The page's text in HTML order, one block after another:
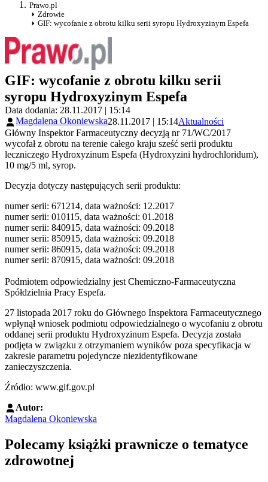
Prawo.pl
Zdrowie
GIF: wycofanie z obrotu kilku serii syropu Hydroxyzinym Espefa
GIF: wycofanie z obrotu kilku serii
syropu Hydroxyzinym Espefa
Data dodania: 28.11.2017 | 15:14
Magdalena Okoniewska28.11.2017 | 15:14Aktualności
Główny Inspektor Farmaceutyczny decyzją nr 71/WC/2017
wycofał z obrotu na terenie całego kraju sześć serii produktu
leczniczego Hydroxyzinum Espefa (Hydroxyzini hydrochloridum),
10 mg/5 ml, syrop.
Decyzja dotyczy następujących serii produktu:
numer serii: 671214, data ważności: 12.2017
numer serii: 010115, data ważności: 01.2018
numer serii: 840915, data ważności: 09.2018
numer serii: 850915, data ważności: 09.2018
numer serii: 860915, data ważności: 09.2018
numer serii: 870915, data ważności: 09.2018
Podmiotem odpowiedzialny jest Chemiczno-Farmaceutyczna
Spółdzielnia Pracy Espefa.
27 listopada 2017 roku do Głównego Inspektora Farmaceutycznego
wpłynął wniosek podmiotu odpowiedzialnego o wycofaniu z obrotu
oddanej serii produktu Hydroxyzinum Espefa. Decyzja została
podjęta w związku z otrzymaniem wyników poza specyfikacja w
zakresie parametru pojedyncze niezidentyfikowane
zanieczyszczenia.
Źródło: www.gif.gov.pl
Autor:
Magdalena Okoniewska
Polecamy książki prawnicze o tematyce
zdrowotnej